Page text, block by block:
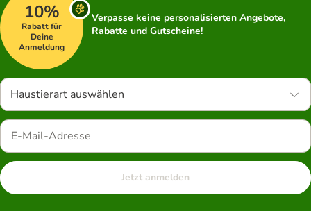
10%
Rabatt für
Deine
Anmeldung
Verpasse keine personalisierten Angebote,
Rabatte und Gutscheine!
Haustierart auswählen
Jetzt anmelden